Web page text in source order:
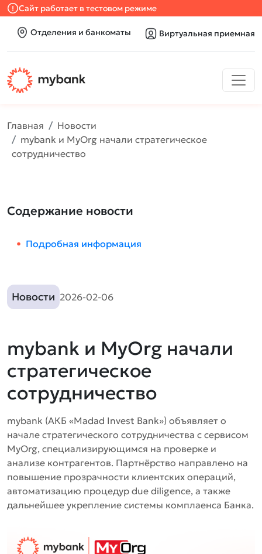
Сайт работает в тестовом режиме
Отделения и банкоматы Виртуальная приемная
Главная
Новости
mybank и MyOrg начали стратегическое
сотрудничество
Содержание новости
Подробная информация
Новости 2026-02-06
mybank и MyOrg начали
стратегическое
сотрудничество
mybank (АКБ «Madad Invest Bank») объявляет о
начале стратегического сотрудничества с сервисом
MyOrg, специализирующимся на проверке и
анализе контрагентов. Партнёрство направлено на
повышение прозрачности клиентских операций,
автоматизацию процедур due diligence, а также
дальнейшее укрепление системы комплаенса Банка.